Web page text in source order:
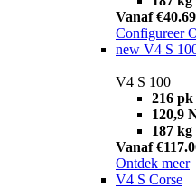
Vanaf
Configureer
new V4 S
V4 S 100
216 pk
120,9
187 kg
Vanaf
Ontdek meer
V4 S Corse